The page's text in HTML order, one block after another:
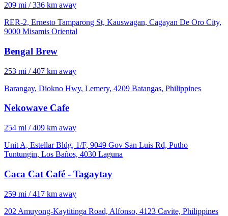
209 mi / 336 km away
RER-2, Ernesto Tamparong St, Kauswagan, Cagayan De Oro City,
9000 Misamis Oriental
Bengal Brew
253 mi / 407 km away
Barangay, Diokno Hwy, Lemery, 4209 Batangas, Philippines
Nekowave Cafe
254 mi / 409 km away
Unit A, Estellar Bldg, 1/F, 9049 Gov San Luis Rd, Putho
Tuntungin, Los Baños, 4030 Laguna
Caca Cat Café - Tagaytay
259 mi / 417 km away
202 Amuyong-Kaytitinga Road, Alfonso, 4123 Cavite, Philippines